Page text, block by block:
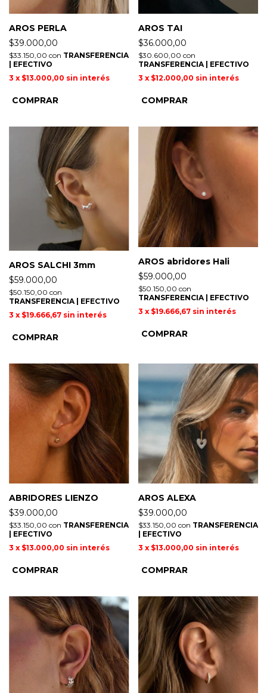
AROS PERLA
$39.000,00
$33.150,00 con TRANSFERENCIA
| EFECTIVO
3 x $13.000,00 sin interés
AROS TAI
$36.000,00
$30.600,00 con
TRANSFERENCIA | EFECTIVO
3 x $12.000,00 sin interés
AROS SALCHI 3mm
$59.000,00
$50.150,00 con
TRANSFERENCIA | EFECTIVO
3 x $19.666,67 sin interés
AROS abridores Hali
$59.000,00
$50.150,00 con
TRANSFERENCIA | EFECTIVO
3 x $19.666,67 sin interés
ABRIDORES LIENZO
$39.000,00
$33.150,00 con TRANSFERENCIA
| EFECTIVO
3 x $13.000,00 sin interés
AROS ALEXA
$39.000,00
$33.150,00 con TRANSFERENCIA
| EFECTIVO
3 x $13.000,00 sin interés